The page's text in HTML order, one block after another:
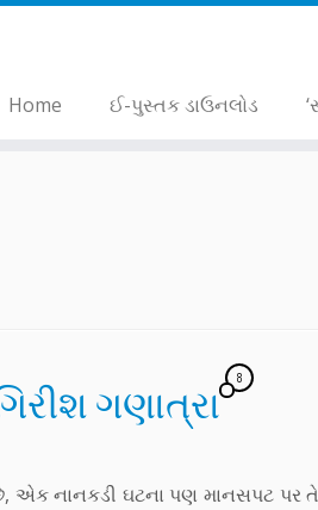
Home ઈ-પુસ્તક ડાઉનલોડ
ગણાત્રા
8
નાનકડી ઘટના પણ માનસપટ પર